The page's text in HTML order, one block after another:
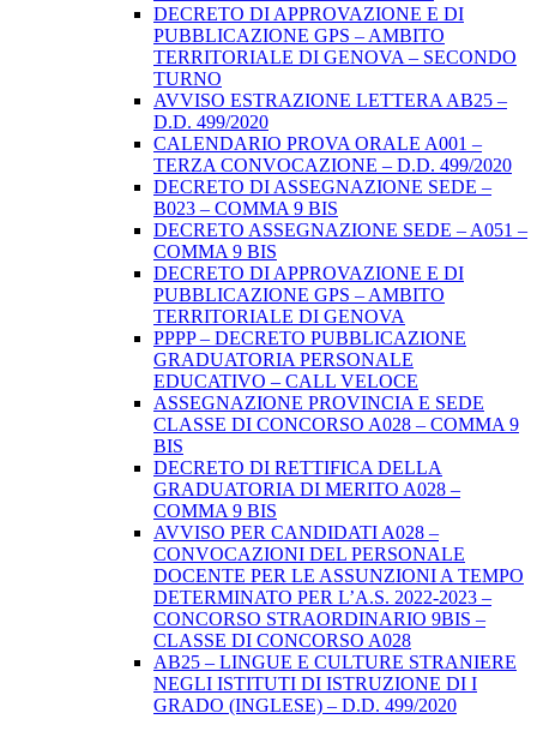
DECRETO DI APPROVAZIONE E DI
PUBBLICAZIONE GPS – AMBITO
TERRITORIALE DI GENOVA – SECONDO
TURNO
AVVISO ESTRAZIONE LETTERA AB25 –
D.D. 499/2020
CALENDARIO PROVA ORALE A001 –
TERZA CONVOCAZIONE – D.D. 499/2020
DECRETO DI ASSEGNAZIONE SEDE –
B023 – COMMA 9 BIS
DECRETO ASSEGNAZIONE SEDE – A051 –
COMMA 9 BIS
DECRETO DI APPROVAZIONE E DI
PUBBLICAZIONE GPS – AMBITO
TERRITORIALE DI GENOVA
PPPP – DECRETO PUBBLICAZIONE
GRADUATORIA PERSONALE
EDUCATIVO – CALL VELOCE
ASSEGNAZIONE PROVINCIA E SEDE
CLASSE DI CONCORSO A028 – COMMA 9
BIS
DECRETO DI RETTIFICA DELLA
GRADUATORIA DI MERITO A028 –
COMMA 9 BIS
AVVISO PER CANDIDATI A028 –
CONVOCAZIONI DEL PERSONALE
DOCENTE PER LE ASSUNZIONI A TEMPO
DETERMINATO PER L’A.S. 2022-2023 –
CONCORSO STRAORDINARIO 9BIS –
CLASSE DI CONCORSO A028
AB25 – LINGUE E CULTURE STRANIERE
NEGLI ISTITUTI DI ISTRUZIONE DI I
GRADO (INGLESE) – D.D. 499/2020